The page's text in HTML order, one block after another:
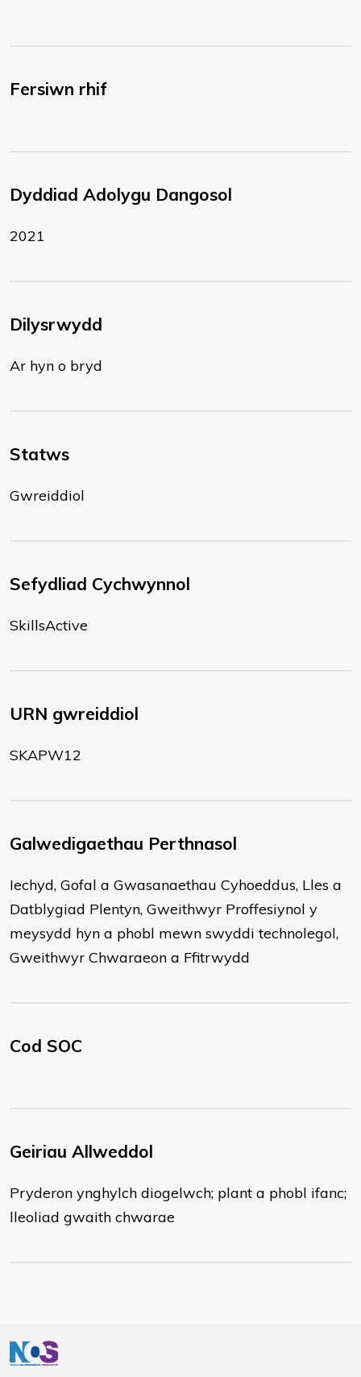
Fersiwn rhif
Dyddiad Adolygu Dangosol
2021
Dilysrwydd
Ar hyn o bryd
Statws
Gwreiddiol
Sefydliad Cychwynnol
SkillsActive
URN gwreiddiol
SKAPW12
Galwedigaethau Perthnasol
Iechyd, Gofal a Gwasanaethau Cyhoeddus, Lles a
Datblygiad Plentyn, Gweithwyr Proffesiynol y
meysydd hyn a phobl mewn swyddi technolegol,
Gweithwyr Chwaraeon a Ffitrwydd
Cod SOC
Geiriau Allweddol
Pryderon ynghylch diogelwch; plant a phobl ifanc;
lleoliad gwaith chwarae